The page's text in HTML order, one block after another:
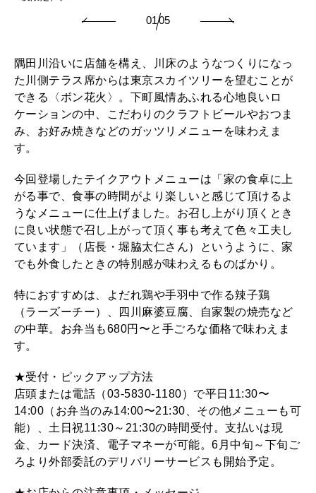
0105
隅田川沿いに店舗を構え、川床のようなつくりになっ
た川側テラス席からは東京スカイツリーを望むことが
できる〈ボン花火〉。下町風情あふれる心地良いロ
ケーションの中、こだわりのクラフトビールやおつま
み、お好み焼きなどのガッツリメニューを味わえま
す。
今回登場したテイクアウトメニューは「家の食卓に上
がる事で、食事の時間がより楽しいと感じて頂けるよ
うなメニューに仕上げました。お召し上がり頂くとき
に良い状態で召し上がって頂く事も考えて色々工夫し
ています」（店長・堀脇太仁さん）というように、家
でも外食したときの特別感が味わえるものばかり。
特におすすめは、よだれ鶏や手羽中で作る辣子鶏
（ラーズーチー）、四川麻婆豆腐、自家製の焼売など
の中華。お弁当も680円〜と手ごろな価格で味わえま
す。
★受付・ピックアップ方法
店頭または電話（03-5830-1180）で平日11:30〜
14:00（お弁当のみ14:00〜21:30、その他メニューも可
能）、土日祝11:30～21:30の時間受付。支払いは現
金、カード決済、電子マネーが可能。6月中旬～下旬ご
ろより外部委託のデリバリーサービスも開始予定。